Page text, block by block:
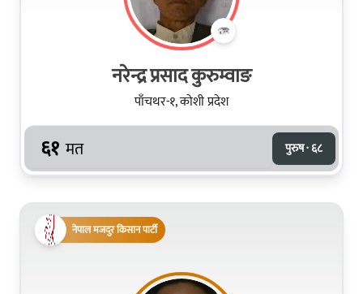
नरेन्द्र प्रसाद कुरुम्‍वाङ
पाँचथर-१, कोशी प्रदेश
६१ मत पुरुष · ६८
नेपाल मजदुर किसान पार्टी